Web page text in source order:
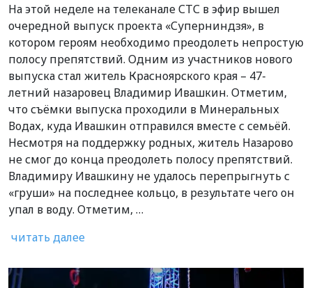
На этой неделе на телеканале СТС в эфир вышел
очередной выпуск проекта «Суперниндзя», в
котором героям необходимо преодолеть непростую
полосу препятствий. Одним из участников нового
выпуска стал житель Красноярского края – 47-
летний назаровец Владимир Ивашкин. Отметим,
что съёмки выпуска проходили в Минеральных
Водах, куда Ивашкин отправился вместе с семьёй.
Несмотря на поддержку родных, житель Назарово
не смог до конца преодолеть полосу препятствий.
Владимиру Ивашкину не удалось перепрыгнуть с
«груши» на последнее кольцо, в результате чего он
упал в воду. Отметим, …
читать далее